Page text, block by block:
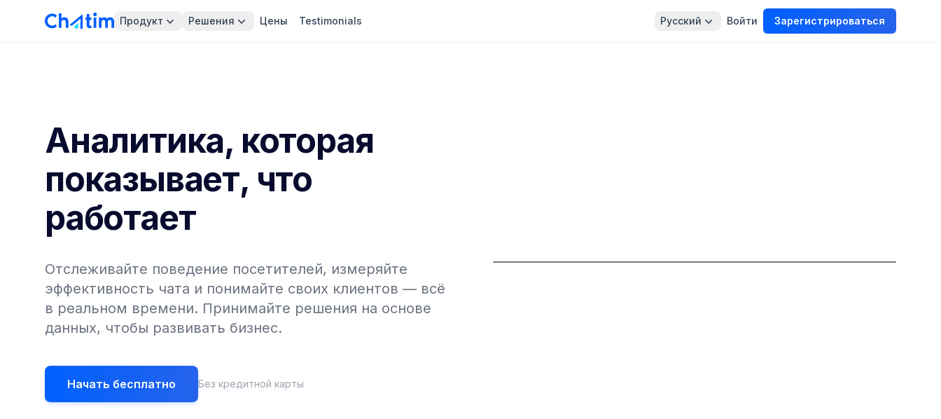
Продукт Решения Цены Testimonials Русский Войти Зарегистрироваться
Аналитика, которая
показывает, что
работает
Отслеживайте поведение посетителей, измеряйте
эффективность чата и понимайте своих клиентов — всё
в реальном времени. Принимайте решения на основе
данных, чтобы развивать бизнес.
Начать бесплатно Без кредитной карты